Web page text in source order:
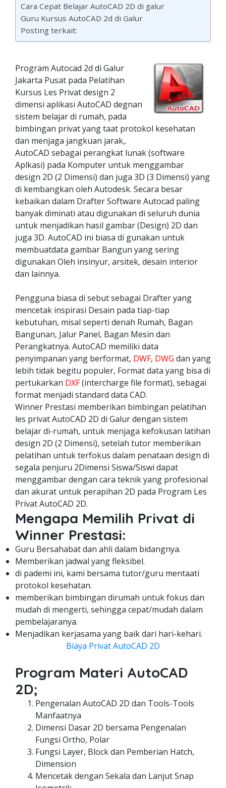
Cara Cepat Belajar AutoCAD 2D di galur
Guru Kursus AutoCAD 2d di Galur
Posting terkait:
Program Autocad 2d di Galur
Jakarta Pusat pada Pelatihan
Kursus Les Privat design 2
dimensi aplikasi AutoCAD degnan
sistem belajar di rumah, pada
bimbingan privat yang taat protokol kesehatan
dan menjaga jangkuan jarak,.
AutoCAD sebagai perangkat lunak (software
Aplkasi) pada Komputer untuk menggambar
design 2D (2 Dimensi) dan juga 3D (3 Dimensi) yang
di kembangkan oleh Autodesk. Secara besar
kebaikan dalam Drafter Software Autocad paling
banyak diminati atau digunakan di seluruh dunia
untuk menjadikan hasil gambar (Design) 2D dan
juga 3D. AutoCAD ini biasa di gunakan untuk
membuatdata gambar Bangun yang sering
digunakan Oleh insinyur, arsitek, desain interior
dan lainnya.
Pengguna biasa di sebut sebagai Drafter yang
mencetak inspirasi Desain pada tiap-tiap
kebutuhan, misal seperti denah Rumah, Bagan
Bangunan, Jalur Panel, Bagan Mesin dan
Perangkatnya. AutoCAD memiliki data
penyimpanan yang berformat, DWF, DWG dan yang
lebih tidak begitu populer, Format data yang bisa di
pertukarkan DXF(intercharge file format), sebagai
format menjadi standard data CAD.
Winner Prestasi memberikan bimbingan pelatihan
les privat AutoCAD 2D di Galur dengan sistem
belajar di-rumah, untuk menjaga kefokusan latihan
design 2D (2 Dimensi), setelah tutor memberikan
pelatihan untuk terfokus dalam penataan design di
segala penjuru 2Dimensi Siswa/Siswi dapat
menggambar dengan cara teknik yang profesional
dan akurat untuk perapihan 2D pada Program Les
Privat AutoCAD 2D.
Mengapa Memilih Privat di
Winner Prestasi:
Guru Bersahabat dan ahli dalam bidangnya.
Memberikan jadwal yang fleksibel.
di pademi ini, kami bersama tutor/guru mentaati
protokol kesehatan.
memberikan bimbingan dirumah untuk fokus dan
mudah di mengerti, sehingga cepat/mudah dalam
pembelajaranya.
Menjadikan kerjasama yang baik dari hari-kehari.
Biaya Privat AutoCAD 2D
Program Materi AutoCAD
2D;
Pengenalan AutoCAD 2D dan Tools-Tools
Manfaatnya
Dimensi Dasar 2D bersama Pengenalan
Fungsi Ortho, Polar
Fungsi Layer, Block dan Pemberian Hatch,
Dimension
Mencetak dengan Sekala dan Lanjut Snap